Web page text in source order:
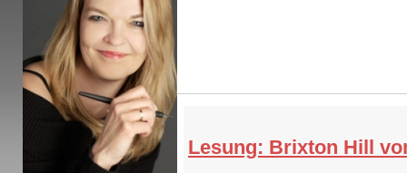
Lesung: Brixton Hill